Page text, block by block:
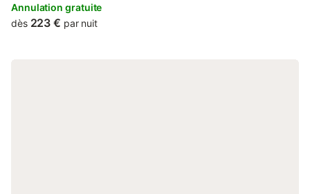
bureau, un grand salon avec un canapé convertible (en 160
cm), une cuisine indépendante entièrement équipée, des
Annulation gratuite
dès 223 € par nuit